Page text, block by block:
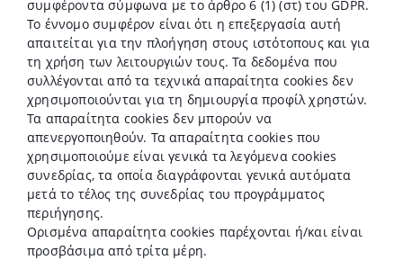
συμφέροντα σύμφωνα με το άρθρο 6 (1) (στ) του GDPR.
Το έννομο συμφέρον είναι ότι η επεξεργασία αυτή
απαιτείται για την πλοήγηση στους ιστότοπους και για
τη χρήση των λειτουργιών τους. Τα δεδομένα που
συλλέγονται από τα τεχνικά απαραίτητα cookies δεν
χρησιμοποιούνται για τη δημιουργία προφίλ χρηστών.
Τα απαραίτητα cookies δεν μπορούν να
απενεργοποιηθούν. Τα απαραίτητα cookies που
χρησιμοποιούμε είναι γενικά τα λεγόμενα cookies
συνεδρίας, τα οποία διαγράφονται γενικά αυτόματα
μετά το τέλος της συνεδρίας του προγράμματος
περιήγησης.
Ορισμένα απαραίτητα cookies παρέχονται ή/και είναι
προσβάσιμα από τρίτα μέρη.